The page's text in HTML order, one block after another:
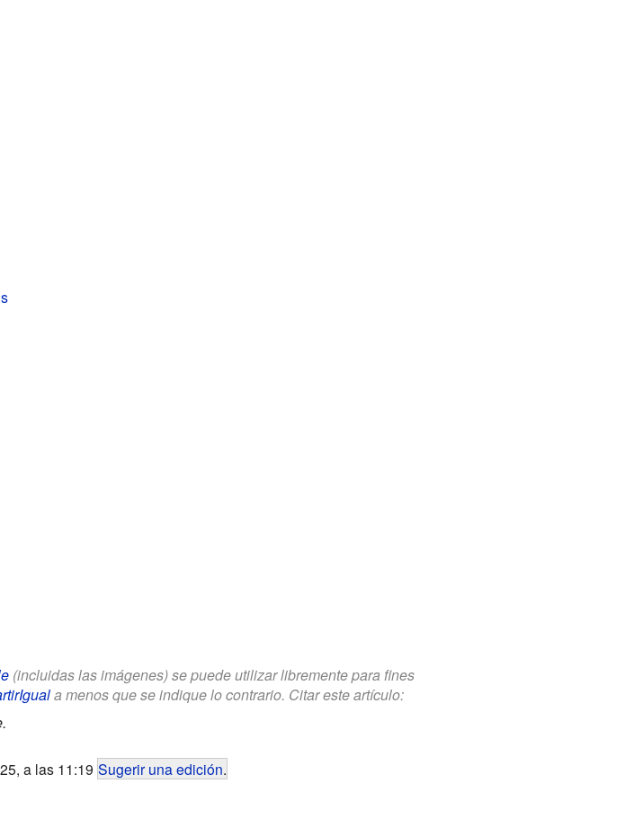
(incluidas las imágenes) se puede utilizar libremente para fines
a menos que se indique lo contrario. Citar este artículo:
a las 11:19 Sugerir una edición.